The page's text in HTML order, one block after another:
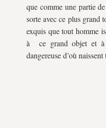
que comme une partie
sorte avec ce plus grand
exquis que tout homme
à ce grand objet et à
dangereuse d’où